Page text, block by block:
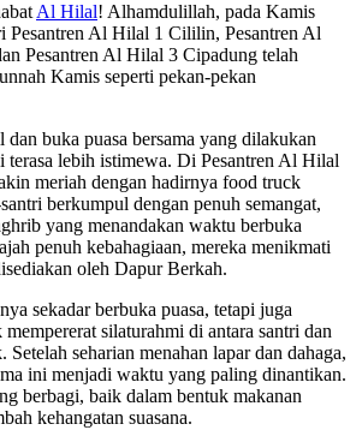
Al Hilal! Alhamdulillah, pada Kamis
Pesantren Al Hilal 1 Cililin, Pesantren Al
Pesantren Al Hilal 3 Cipadung telah
Kamis seperti pekan-pekan
buka puasa bersama yang dilakukan
terasa lebih istimewa. Di Pesantren Al Hilal
meriah dengan hadirnya food truck
berkumpul dengan penuh semangat,
yang menandakan waktu berbuka
penuh kebahagiaan, mereka menikmati
oleh Dapur Berkah.
sekadar berbuka puasa, tetapi juga
silaturahmi di antara santri dan
Setelah seharian menahan lapar dan dahaga,
ini menjadi waktu yang paling dinantikan.
berbagi, baik dalam bentuk makanan
kehangatan suasana.